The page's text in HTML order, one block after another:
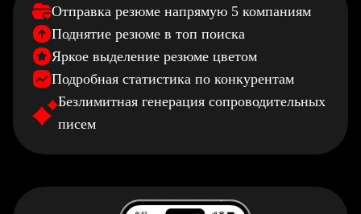
Отправка резюме напрямую 5 компаниям
Поднятие резюме в топ поиска
Яркое выделение резюме цветом
Подробная статистика по конкурентам
Безлимитная генерация сопроводительных
писем